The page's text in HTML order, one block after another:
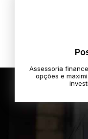
Assessoria
opções e